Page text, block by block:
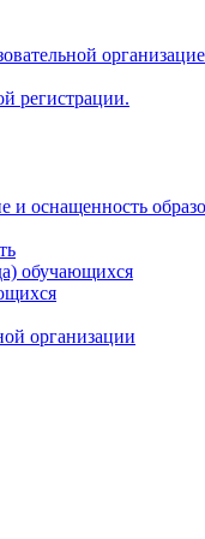
регистрации.
и оснащенность
обучающихся
организации